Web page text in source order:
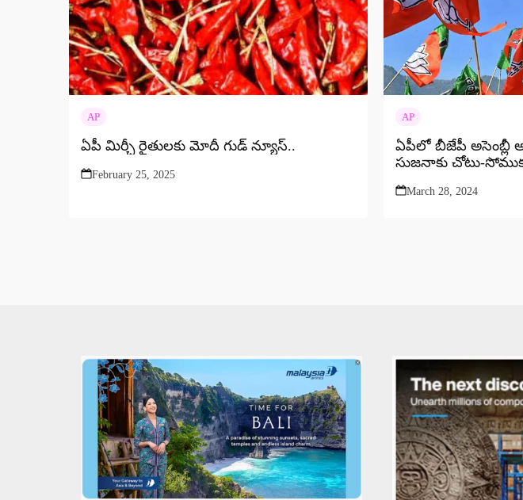
AP
ఏపీ మిర్చీ రైతులకు మోదీ గుడ్ న్యూస్..
February 25, 2025
AP
ఏపీలో బీజేపీ అసెంబ్లీ
సుజనాకు చోటు-
March 28, 2024